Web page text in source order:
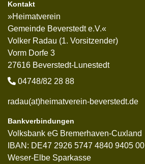
Kontakt
»Heimatverein
Gemeinde Beverstedt e.V.«
Volker Radau (1. Vorsitzender)
Vorm Dorfe 3
27616 Beverstedt-Lunestedt
04748/82 28 88
radau(at)heimatverein-beverstedt.de
Bankverbindungen
Volksbank eG Bremerhaven-Cuxland
IBAN: DE47 2926 5747 4840 9405 00
Weser-Elbe Sparkasse